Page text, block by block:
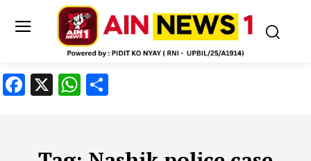
Facebook
X WhatsApp